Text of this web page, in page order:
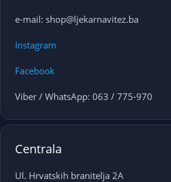
e-mail: shop@ljekarnavitez.ba
Instagram
Facebook
Viber / WhatsApp: 063 / 775-970
Centrala
Ul. Hrvatskih branitelja 2A